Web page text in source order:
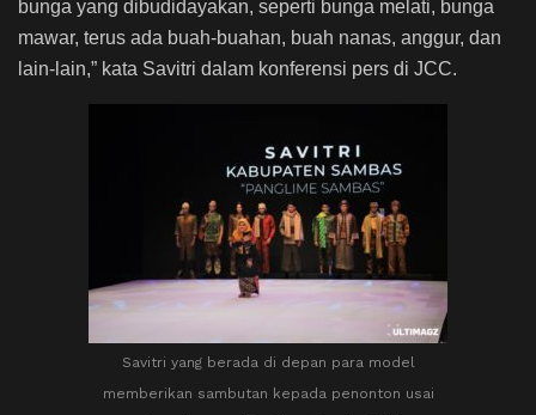
bunga yang dibudidayakan, seperti bunga melati, bunga
mawar, terus ada buah-buahan, buah nanas, anggur, dan
lain-lain,” kata Savitri dalam konferensi pers di JCC.
Savitri yang berada di depan para model
memberikan sambutan kepada penonton usai